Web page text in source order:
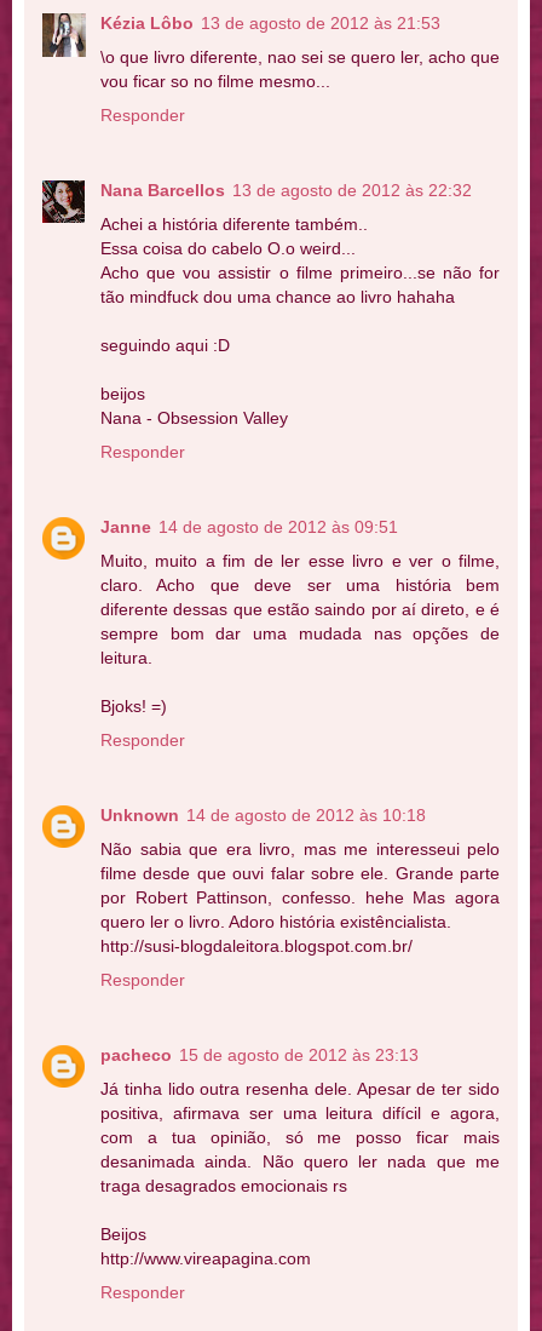
Kézia Lôbo 13 de agosto de 2012 às 21:53
\o que livro diferente, nao sei se quero ler, acho que
vou ficar so no filme mesmo...
Responder
Nana Barcellos 13 de agosto de 2012 às 22:32
Achei a história diferente também..
Essa coisa do cabelo O.o weird...
Acho que vou assistir o filme primeiro...se não for
tão mindfuck dou uma chance ao livro hahaha
seguindo aqui :D
beijos
Nana - Obsession Valley
Responder
Janne 14 de agosto de 2012 às 09:51
Muito, muito a fim de ler esse livro e ver o filme,
claro. Acho que deve ser uma história bem
diferente dessas que estão saindo por aí direto, e é
sempre bom dar uma mudada nas opções de
leitura.
Bjoks! =)
Responder
Unknown 14 de agosto de 2012 às 10:18
Não sabia que era livro, mas me interesseui pelo
filme desde que ouvi falar sobre ele. Grande parte
por Robert Pattinson, confesso. hehe Mas agora
quero ler o livro. Adoro história existêncialista.
http://susi-blogdaleitora.blogspot.com.br/
Responder
pacheco 15 de agosto de 2012 às 23:13
Já tinha lido outra resenha dele. Apesar de ter sido
positiva, afirmava ser uma leitura difícil e agora,
com a tua opinião, só me posso ficar mais
desanimada ainda. Não quero ler nada que me
traga desagrados emocionais rs
Beijos
http://www.vireapagina.com
Responder